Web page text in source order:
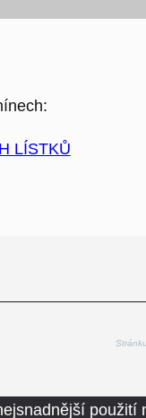
LÍSTKŮ